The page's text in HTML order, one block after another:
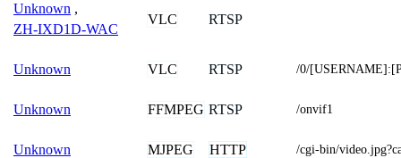
Unknown ,
ZH-IXD1D-WAC
VLC RTSP
Unknown VLC RTSP /0/
Unknown FFMPEG RTSP /onvif1
Unknown MJPEG HTTP /cgi-bin/